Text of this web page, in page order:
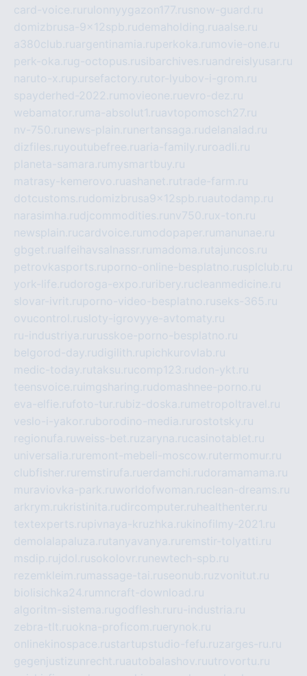
card-voice.ru rulonnyygazon177.rusnow-guard.ru
domizbrusa-9x12spb.rudemaholding.ruaalse.ru
a380club.ruargentinamia.ruperkoka.ru movie-one.ru
perk-oka.rug-octopus.rusibarchives.ruandreislyusar.ru
naruto-x.rupursefactory.rutor-lyubov-i-grom.ru
spayderhed-2022.ru movieone.ruevro-dez.ru
webamator.ru ma-absolut1.ruavtopomosch27.ru
nv-750.ru news-plain.ru nertansaga.rudelanalad.ru
dizfiles.ruyoutubefree.ruaria-family.ru roadli.ru
planeta-samara.ru mysmartbuy.ru
matrasy-kemerovo.ruashanet.rutrade-farm.ru
dotcustoms.rudomizbrusa9x12spb.ruautodamp.ru
narasimha.rudjcommodities.ru nv750.rux-ton.ru
newsplain.rucardvoice.ru modopaper.ru manunae.ru
gbget.rualfeihavsalnassr.ru madoma.rutajuncos.ru
petrovkasports.ruporno-online-besplatno.rusplclub.ru
york-life.rudoroga-expo.ru ribery.rucleanmedicine.ru
slovar-ivrit.ruporno-video-besplatno.ruseks-365.ru
ovucontrol.rusloty-igrovyye-avtomaty.ru
ru-industriya.ru russkoe-porno-besplatno.ru
belgorod-day.rudigilith.rupichkurovlab.ru
medic-today.rutaksu.rucomp123.rudon-ykt.ru
teensvoice.ru imgsharing.rudomashnee-porno.ru
eva-elfie.rufoto-tur.rubiz-doska.ru metropoltravel.ru
veslo-i-yakor.ruborodino-media.ru rostotsky.ru
regionufa.ruweiss-bet.ruzaryna.rucasinotablet.ru
universalia.ru remont-mebeli-moscow.rutermomur.ru
clubfisher.ru remstirufa.ruerdamchi.rudoramamama.ru
muraviovka-park.ruworldofwoman.ruclean-dreams.ru
arkrym.rukristinita.rudircomputer.ru healthenter.ru
textexperts.rupivnaya-kruzhka.rukinofilmy-2021.ru
demolalapaluza.rutanyavanya.ru remstir-tolyatti.ru
msdip.ru jdol.rusokolovr.ru newtech-spb.ru
rezemkleim.ru massage-tai.ruseonub.ruzvonitut.ru
biolisichka24.ru mncraft-download.ru
algoritm-sistema.rugodflesh.ru ru-industria.ru
zebra-tlt.ruokna-proficom.ruerynok.ru
onlinekinospace.rustartupstudio-fefu.ruzarges-ru.ru
gegenjustizunrecht.ruautobalashov.ruutrovortu.ru